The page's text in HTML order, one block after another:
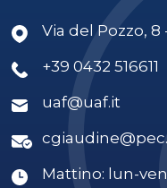
Via del Pozzo, 8
+39 0432 516611
uaf@uaf.it
Mattino: lun-ven